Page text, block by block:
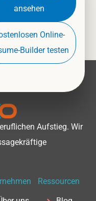
ansehen
Online-
Builder testen
Aufstieg. Wir
Ressourcen